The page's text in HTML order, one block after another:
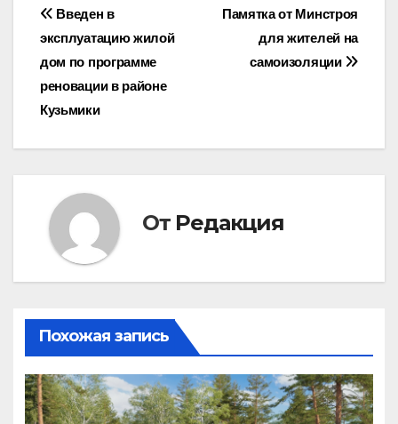
Навигация
по
записям
Памятка от Минстроя
для жителей на
самоизоляции
Введен в
эксплуатацию жилой
дом по программе
реновации в районе
Кузьмики
От Редакция
Похожая запись